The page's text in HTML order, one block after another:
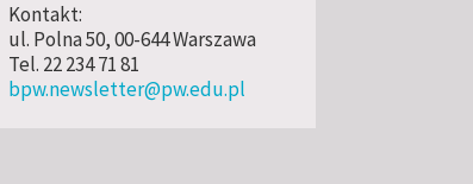
Kontakt:
ul. Polna 50, 00-644 Warszawa
Tel. 22 234 71 81
bpw.newsletter@pw.edu.pl